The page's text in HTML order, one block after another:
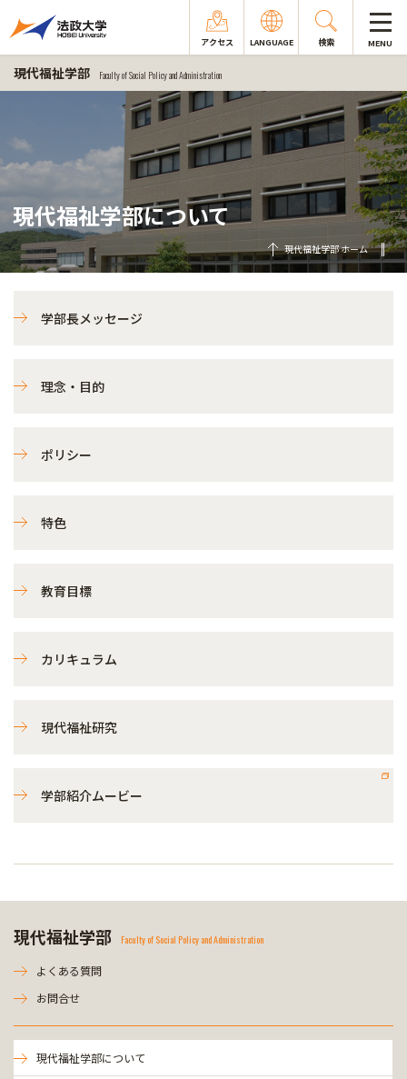
アクセス LANGUAGE 検索 MENU
現代福祉学部 Faculty of Social Policy and Administration
現代福祉学部について
現代福祉学部 ホーム
学部長メッセージ
理念・目的
ポリシー
特色
教育目標
カリキュラム
現代福祉研究
学部紹介ムービー
現代福祉学部 Faculty of Social Policy and Administration
よくある質問
お問合せ
現代福祉学部について